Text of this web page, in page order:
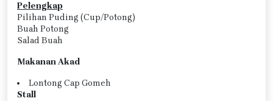
Pelengkap
Pilihan Puding (Cup/Potong)
Buah Potong
Salad Buah
Makanan Akad
Lontong Cap Gomeh
Stall